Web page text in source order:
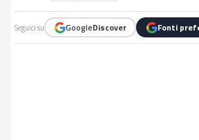
Seguici su GoogleDiscover Fonti